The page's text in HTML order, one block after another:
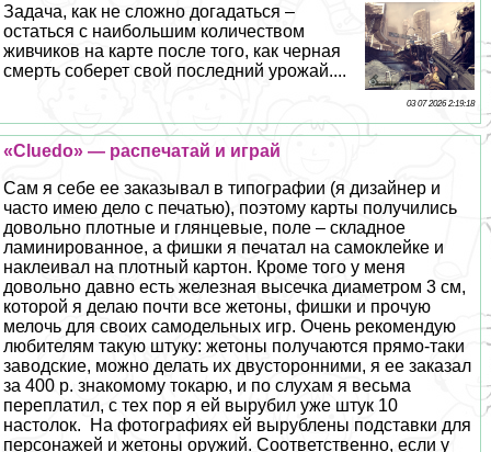
Задача, как не сложно догадаться –
остаться с наибольшим количеством
живчиков на карте после того, как черная
cмepть соберет свой последний урожай....
03 07 2026 2:19:18
«Cluedo» — распечатай и играй
Сам я себе ее заказывал в типографии (я дизайнер и
часто имею дело с печатью), поэтому карты получились
довольно плотные и глянцевые, поле – складное
ламинированное, а фишки я печатал на самоклейке и
наклеивал на плотный картон. Кроме того у меня
довольно давно есть железная высечка диаметром 3 см,
которой я делаю почти все жетоны, фишки и прочую
мелочь для своих самодельных игр. Очень рекомендую
любителям такую штуку: жетоны получаются прямо-таки
заводские, можно делать их двусторонними, я ее заказал
за 400 р. знакомому токарю, и по слухам я весьма
переплатил, с тех пор я ей вырубил уже штук 10
настолок. На фотографиях ей вырублены подставки для
персонажей и жетоны оружий. Соответственно, если у